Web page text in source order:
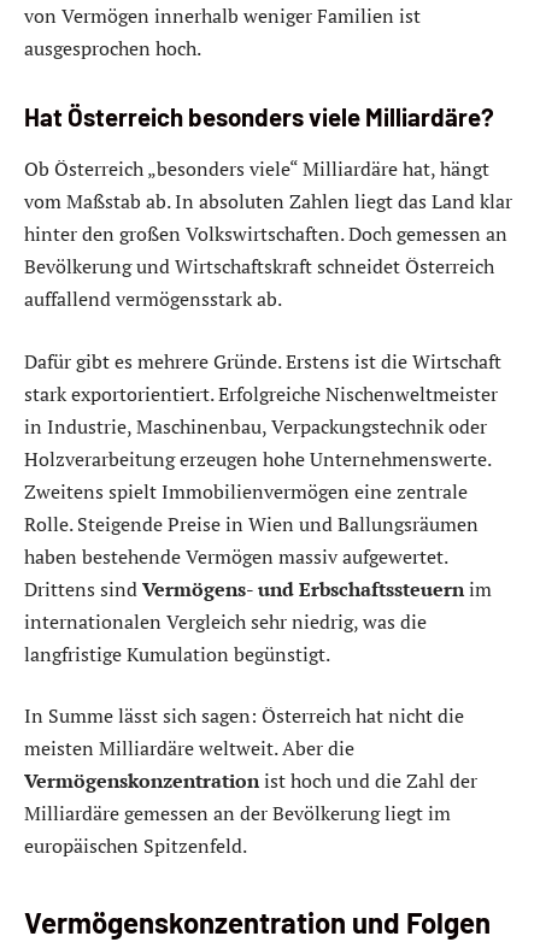
von Vermögen innerhalb weniger Familien ist
ausgesprochen hoch.
Hat Österreich besonders viele Milliardäre?
Ob Österreich „besonders viele“ Milliardäre hat, hängt
vom Maßstab ab. In absoluten Zahlen liegt das Land klar
hinter den großen Volkswirtschaften. Doch gemessen an
Bevölkerung und Wirtschaftskraft schneidet Österreich
auffallend vermögensstark ab.
Dafür gibt es mehrere Gründe. Erstens ist die Wirtschaft
stark exportorientiert. Erfolgreiche Nischenweltmeister
in Industrie, Maschinenbau, Verpackungstechnik oder
Holzverarbeitung erzeugen hohe Unternehmenswerte.
Zweitens spielt Immobilienvermögen eine zentrale
Rolle. Steigende Preise in Wien und Ballungsräumen
haben bestehende Vermögen massiv aufgewertet.
Drittens sindVermögens- und Erbschaftssteuernim
internationalen Vergleich sehr niedrig, was die
langfristige Kumulation begünstigt.
In Summe lässt sich sagen: Österreich hat nicht die
meisten Milliardäre weltweit. Aber die
Vermögenskonzentrationist hoch und die Zahl der
Milliardäre gemessen an der Bevölkerung liegt im
europäischen Spitzenfeld.
Vermögenskonzentration und Folgen